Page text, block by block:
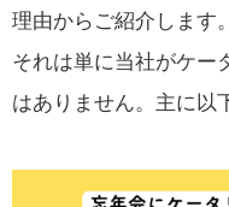
理由からご紹介します。
それは単に当社がケー
はありません。主に以